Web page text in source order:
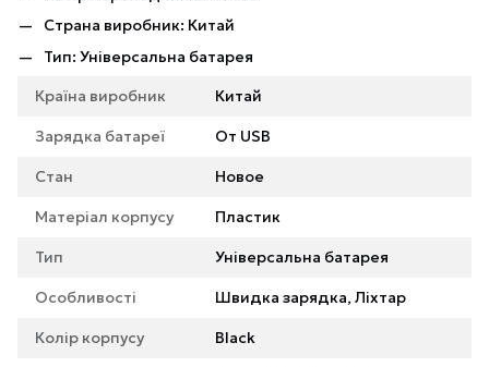
Страна виробник: Китай
Тип: Універсальна батарея
Країна виробник Китай
Зарядка батареї От USB
Стан Новое
Матеріал корпусу Пластик
Тип Універсальна батарея
Особливості Швидка зарядка, Ліхтар
Колір корпусу Black